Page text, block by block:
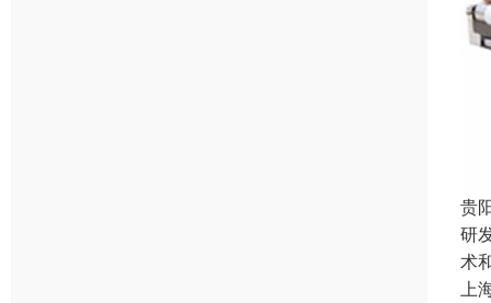
贵
研
术
上